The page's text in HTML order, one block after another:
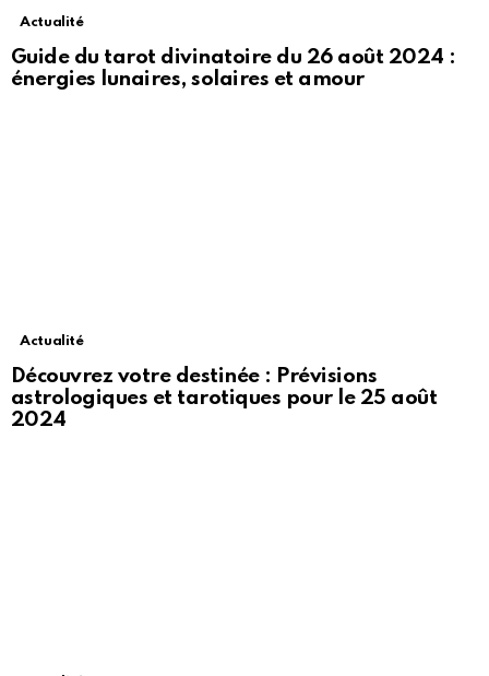
Actualité
Guide du tarot divinatoire du 26 août 2024 :
énergies lunaires, solaires et amour
Actualité
Découvrez votre destinée : Prévisions
astrologiques et tarotiques pour le 25 août
2024